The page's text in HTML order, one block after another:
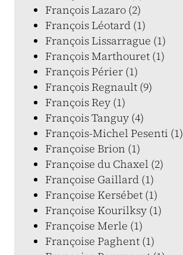
François Lazaro (2)
François Léotard (1)
François Lissarrague (1)
François Marthouret (1)
François Périer (1)
François Regnault (9)
François Rey (1)
François Tanguy (4)
François-Michel Pesenti (1)
Françoise Brion (1)
Françoise du Chaxel (2)
Françoise Gaillard (1)
Françoise Kersébet (1)
Françoise Kourilksy (1)
Françoise Merle (1)
Françoise Paghent (1)